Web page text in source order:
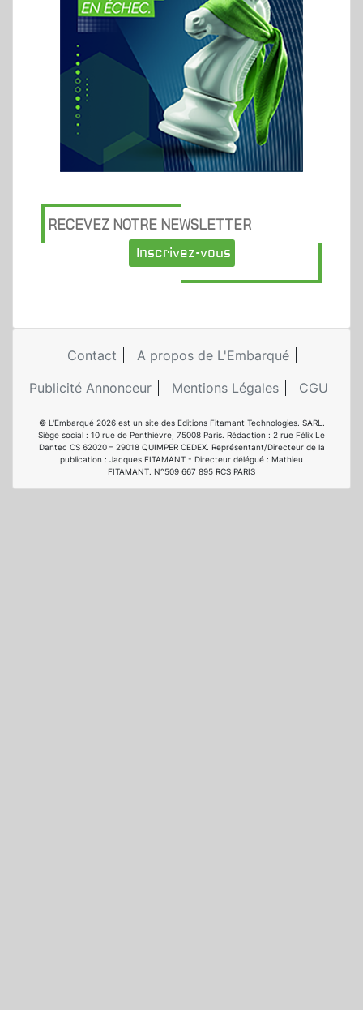
RECEVEZ NOTRE NEWSLETTER
Inscrivez-vous
Contact
A propos de L'Embarqué
Publicité Annonceur
Mentions Légales CGU
© L'Embarqué 2026 est un site des Editions Fitamant Technologies. SARL.
Siège social : 10 rue de Penthièvre, 75008 Paris. Rédaction : 2 rue Félix Le
Dantec CS 62020 – 29018 QUIMPER CEDEX. Représentant/Directeur de la
publication : Jacques FITAMANT - Directeur délégué : Mathieu
FITAMANT. N°509 667 895 RCS PARIS